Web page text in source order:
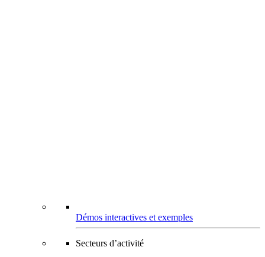
Démos interactives et exemples
Secteurs d’activité